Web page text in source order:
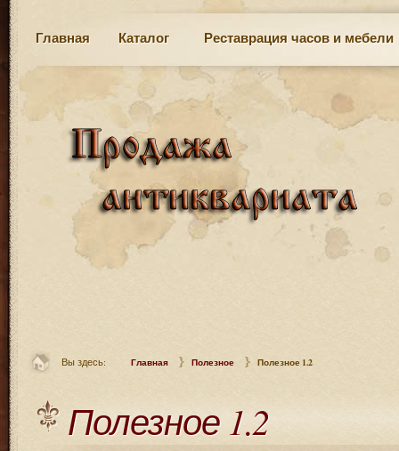
Главная Каталог Реставрация часов и мебели
Вы здесь: Главная Полезное Полезное 1.2
Полезное 1.2